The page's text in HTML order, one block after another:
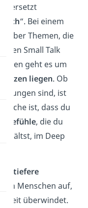
übersetzt
“. Bei einem
über Themen, die
Small Talk
geht es um
liegen. Ob
sind, ist
ist, dass du
Gefühle, die du
im Deep
tiefere
Menschen auf,
überwindet.